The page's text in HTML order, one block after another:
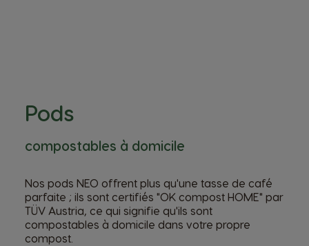
Pods
compostables à domicile
Nos pods NEO offrent plus qu'une tasse de café
parfaite ; ils sont certifiés "OK compost HOME" par
TÜV Austria, ce qui signifie qu'ils sont
compostables à domicile dans votre propre
compost.